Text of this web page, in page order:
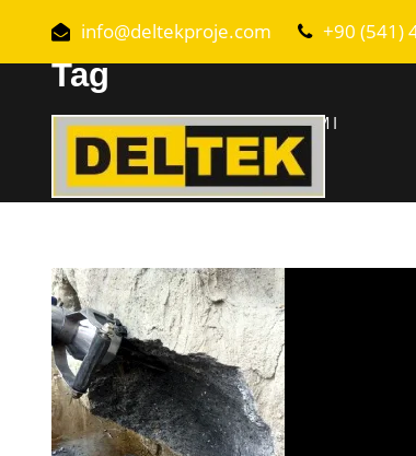
info@deltekproje.com +90 (541)
Tag
DÜZCE KAYA VE BETON KIRIMI